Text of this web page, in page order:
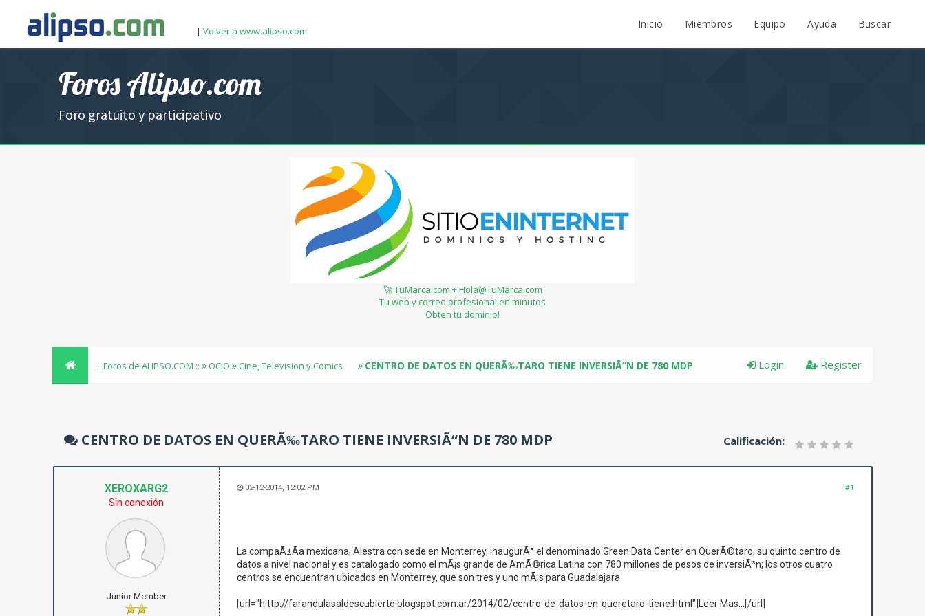
| Volver a www.alipso.com
Inicio Miembros Equipo Ayuda Buscar
Foros Alipso.com
Foro gratuito y participativo
🚀 TuMarca.com + Hola@TuMarca.com
Tu web y correo profesional en minutos
Obten tu dominio!
:: Foros de ALIPSO.COM :: OCIO Cine, Television y Comics CENTRO DE DATOS EN QUERÃ‰TARO TIENE INVERSIÃ“N DE 780 MDP Register
Login
Calificación:
CENTRO DE DATOS EN QUERÃ‰TARO TIENE INVERSIÃ“N DE 780 MDP
XEROXARG2
Sin conexión
Junior Member
#1
02-12-2014, 12:02 PM
La compaÃ±Ã­a mexicana, Alestra con sede en Monterrey, inaugurÃ³ el denominado Green Data Center en QuerÃ©taro, su quinto centro de
datos a nivel nacional y es catalogado como el mÃ¡s grande de AmÃ©rica Latina con 780 millones de pesos de inversiÃ³n; los otros cuatro
centros se encuentran ubicados en Monterrey, que son tres y uno mÃ¡s para Guadalajara.
[url="h ttp://farandulasaldescubierto.blogspot.com.ar/2014/02/centro-de-datos-en-queretaro-tiene.html"]Leer Mas...[/url]